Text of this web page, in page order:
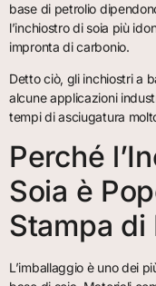
base di petrolio
l’inchiostro di soia più
impronta di carbonio.
Detto ciò, gli inchiostri a
alcune applicazioni
tempi di asciugatura
Perché
Soia è
Stampa di
L’imballaggio è uno dei